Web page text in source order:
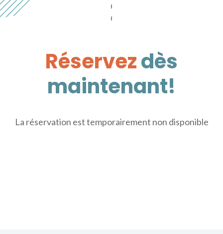
Réservezdès
maintenant!
La réservation est temporairement non disponible